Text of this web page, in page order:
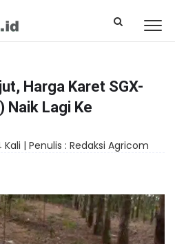
Harga Karet SGX-
Naik Lagi Ke
Kali | Penulis : Redaksi Agricom